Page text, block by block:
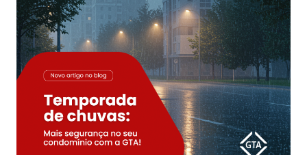
PARTIR
DE
2026